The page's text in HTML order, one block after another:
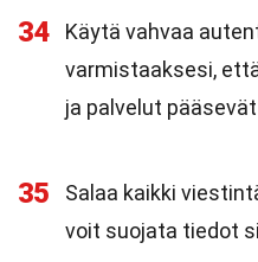
34
Käytä vahvaa
varmistaaksesi,
ja palvelut
35
Salaa kaikki
voit suojata tiedot